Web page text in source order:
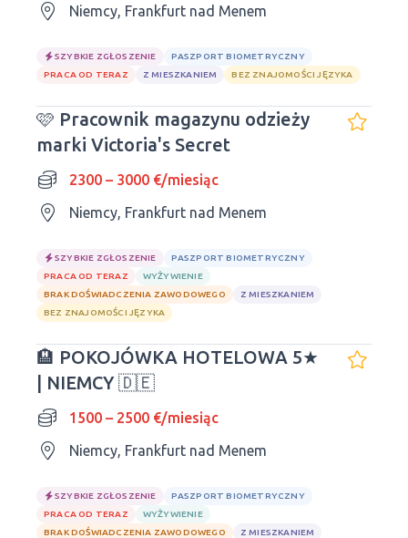
Niemcy, Frankfurt nad Menem
SZYBKIE ZGŁOSZENIE
PASZPORT BIOMETRYCZNY
PRACA OD TERAZ
Z MIESZKANIEM BEZ ZNAJOMOŚCI JĘZYKA
🩷 Pracownik magazynu odzieży
marki Victoria's Secret
2300 – 3000 €/miesiąc
Niemcy, Frankfurt nad Menem
SZYBKIE ZGŁOSZENIE
PASZPORT BIOMETRYCZNY
PRACA OD TERAZ
WYŻYWIENIE
BRAK DOŚWIADCZENIA ZAWODOWEGO
Z MIESZKANIEM
BEZ ZNAJOMOŚCI JĘZYKA
🏨 POKOJÓWKA HOTELOWA 5★
| NIEMCY 🇩🇪
1500 – 2500 €/miesiąc
Niemcy, Frankfurt nad Menem
SZYBKIE ZGŁOSZENIE
PASZPORT BIOMETRYCZNY
PRACA OD TERAZ
WYŻYWIENIE
BRAK DOŚWIADCZENIA ZAWODOWEGO
Z MIESZKANIEM